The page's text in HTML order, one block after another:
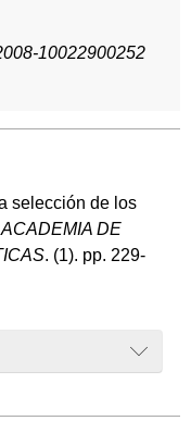
10022900252
selección de los
DE
. (1). pp. 229-